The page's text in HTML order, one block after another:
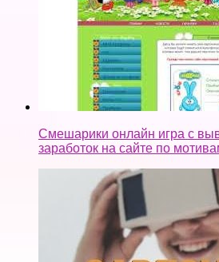
Смешарики онлайн игра с
заработок на сайте по